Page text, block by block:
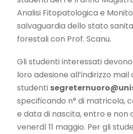
Analisi Fitopatologica e
salvaguardia dello stato
forestali con Prof. Scanu.
Gli studenti interessati
loro adesione all’indirizzo
studenti
specificando n° di matricola,
e data di nascita, entro e non
venerdì 11 maggio. Per gli